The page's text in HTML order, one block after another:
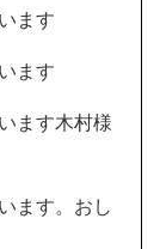
ます
ます
ます木村様
ます。おし